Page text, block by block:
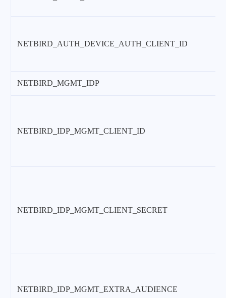
NETBIRD_AUTH_DEVICE_AUTH_CLIENT_ID
NETBIRD_MGMT_IDP
NETBIRD_IDP_MGMT_CLIENT_ID
NETBIRD_IDP_MGMT_CLIENT_SECRET
NETBIRD_IDP_MGMT_EXTRA_AUDIENCE